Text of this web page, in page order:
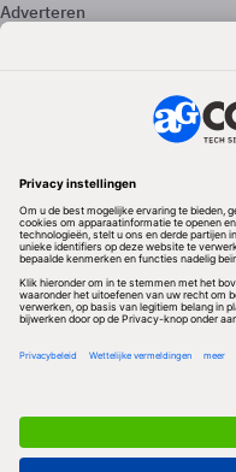
Adverteren
Redactionele partner
Privacy & Cookies